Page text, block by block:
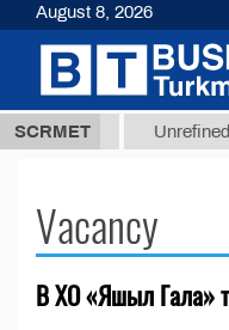
SCRMET
37,8 ТМТ
Vacancy
В ХО «Яшыл Гала»
August 8, 2026